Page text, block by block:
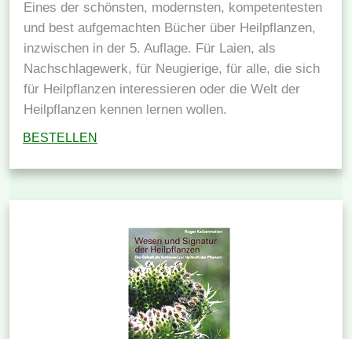
Eines der schönsten, modernsten, kompetentesten
und best aufgemachten Bücher über Heilpflanzen,
inzwischen in der 5. Auflage. Für Laien, als
Nachschlagewerk, für Neugierige, für alle, die sich
für Heilpflanzen interessieren oder die Welt der
Heilpflanzen kennen lernen wollen.
BESTELLEN